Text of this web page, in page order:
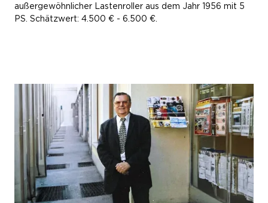
außergewöhnlicher Lastenroller aus dem Jahr 1956 mit 5
PS. Schätzwert: 4.500 € - 6.500 €.